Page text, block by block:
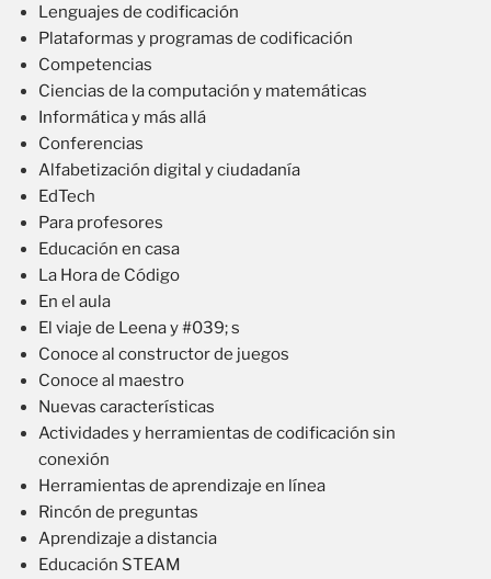
Lenguajes de codificación
Plataformas y programas de codificación
Competencias
Ciencias de la computación y matemáticas
Informática y más allá
Conferencias
Alfabetización digital y ciudadanía
EdTech
Para profesores
Educación en casa
La Hora de Código
En el aula
El viaje de Leena y #039; s
Conoce al constructor de juegos
Conoce al maestro
Nuevas características
Actividades y herramientas de codificación sin
conexión
Herramientas de aprendizaje en línea
Rincón de preguntas
Aprendizaje a distancia
Educación STEAM